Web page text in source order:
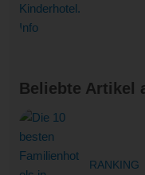
Beliebte Artikel
RANKING